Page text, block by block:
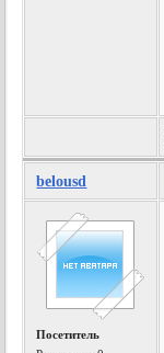
belousd
Посетитель